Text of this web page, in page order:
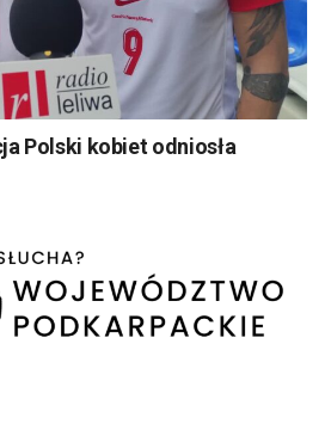
Polski kobiet odniosła